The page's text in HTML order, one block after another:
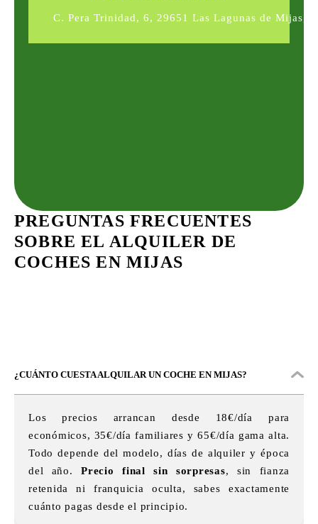
PREGUNTAS FRECUENTES
SOBRE EL ALQUILER DE
COCHES EN MIJAS
¿CUÁNTO CUESTA ALQUILAR UN COCHE EN MIJAS?
Los precios arrancan desde 18€/día para
económicos, 35€/día familiares y 65€/día gama alta.
Todo depende del modelo, días de alquiler y época
del año.Precio final sin sorpresas, sin fianza
retenida ni franquicia oculta, sabes exactamente
cuánto pagas desde el principio.
C. Pera Trinidad, 6, 29651 Las Lagunas de Mijas,